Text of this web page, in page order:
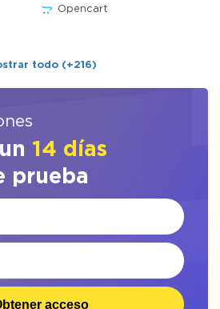
Opencart
todo (+216)
14 días
prueba
acceso